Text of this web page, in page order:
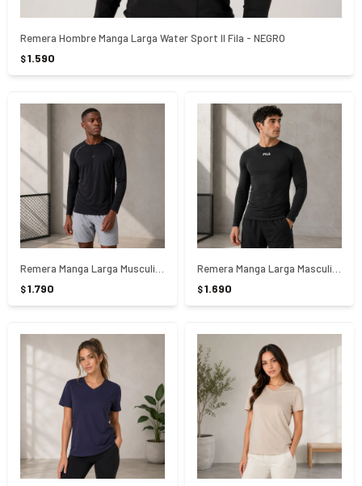
Remera Hombre Manga Larga Water Sport ll Fila - NEGRO
$1.590
Remera Manga Larga Musculina Thermo ll Fila - NEGRO
$1.790
Remera Manga Larga Masculina Sun Protec Fila - NEGRO
$1.690